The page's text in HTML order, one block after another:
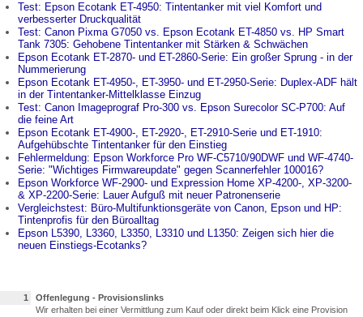
Test: Epson Ecotank ET-4950: Tintentanker mit viel Komfort und
verbesserter Druckqualität
Test: Canon Pixma G7050 vs. Epson Ecotank ET-4850 vs. HP Smart
Tank 7305: Gehobene Tintentanker mit Stärken & Schwächen
Epson Ecotank ET-2870- und ET-2860-Serie: Ein großer Sprung - in der
Nummerierung
Epson Ecotank ET-4950-, ET-3950- und ET-2950-Serie: Duplex-ADF hält
in der Tintentanker-Mittelklasse Einzug
Test: Canon Imageprograf Pro-300 vs. Epson Surecolor SC-P700: Auf
die feine Art
Epson Ecotank ET-4900-, ET-2920-, ET-2910-Serie und ET-1910:
Aufgehübschte Tintentanker für den Einstieg
Fehlermeldung: Epson Workforce Pro WF-C5710/90DWF und WF-4740-
Serie: "Wichtiges Firmwareupdate" gegen Scannerfehler 100016?
Epson Workforce WF-2900- und Expression Home XP-4200-, XP-3200-
& XP-2200-Serie: Lauer Aufguß mit neuer Patronenserie
Vergleichstest: Büro-Multifunktionsgeräte von Canon, Epson und HP:
Tintenprofis für den Büroalltag
Epson L5390, L3360, L3350, L3310 und L1350: Zeigen sich hier die
neuen Einstiegs-Ecotanks?
1
Offenlegung - Provisionslinks
Wir erhalten bei einer Vermittlung zum Kauf oder direkt beim Klick eine Provision